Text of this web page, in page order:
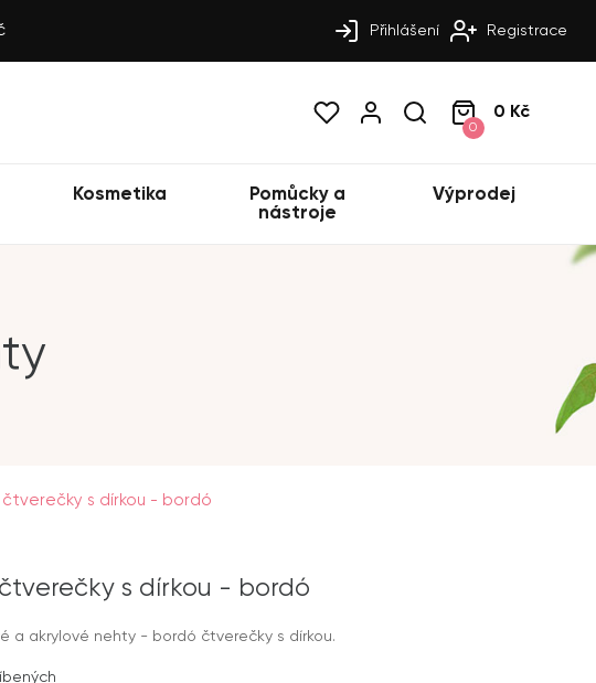
Přihlášení Registrace
0
0 Kč
Kosmetika
Pomůcky a
nástroje
Výprodej
čtverečky s dírkou - bordó
s dírkou - bordó
a akrylové nehty - bordó čtverečky s dírkou.